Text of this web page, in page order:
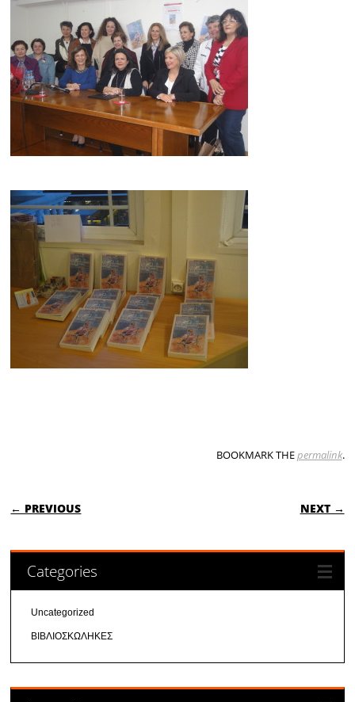
BOOKMARK THEpermalink.
POST NAVIGATION
← PREVIOUS NEXT →
Categories
Uncategorized
ΒΙΒΛΙΟΣΚΩΛΗΚΕΣ